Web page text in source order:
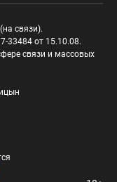
связи).
33484 от 15.10.08.
связи и массовых